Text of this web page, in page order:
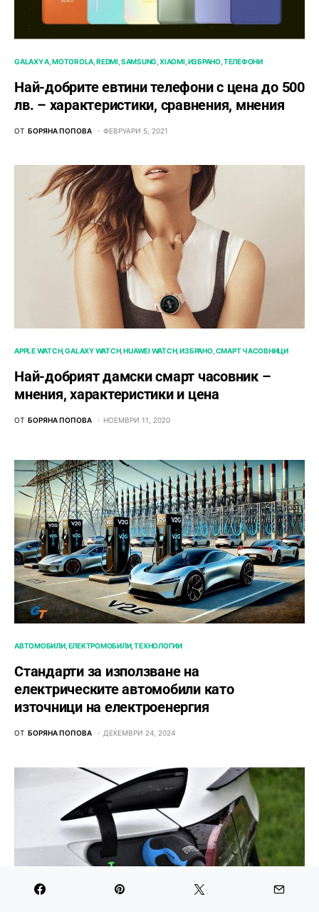
GALAXY A MOTOROLA REDMI SAMSUNG XIAOMI ИЗБРАНО ТЕЛЕФОНИ
Най-добрите евтини телефони с ценa до 500
лв. – характeристики, сравнения, мнения
ОТ БОРЯНА ПОПОВА ФЕВРУАРИ 5, 2021
APPLE WATCH GALAXY WATCH HUAWEI WATCH ИЗБРАНО СМАРТ ЧАСОВНИЦИ
Най-добрият дамски смарт часовник –
мнения, характеристики и цена
ОТ БОРЯНА ПОПОВА НОЕМВРИ 11, 2020
АВТОМОБИЛИ ЕЛЕКТРОМОБИЛИ ТЕХНОЛОГИИ
Стандарти за използване на
електрическите автомобили като
източници на електроенергия
ОТ БОРЯНА ПОПОВА ДЕКЕМВРИ 24, 2024